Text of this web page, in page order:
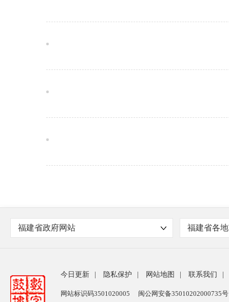
福建省政府网站 福建省各
今日更新 隐私保护 网站地图 联系我们
网站标识码3501020005 闽公网安备35010202000735号